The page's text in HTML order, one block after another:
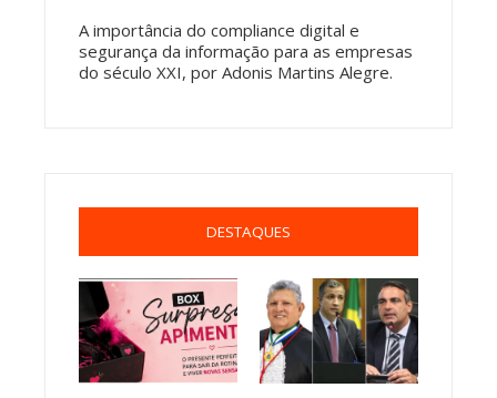
A importância do compliance digital e
segurança da informação para as empresas
do século XXI, por Adonis Martins Alegre.
DESTAQUES